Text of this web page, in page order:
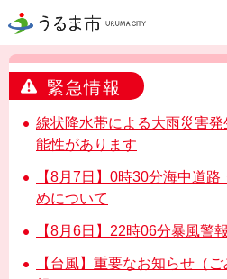
うるま市
緊急情報
線状降水帯による大雨災害
能性があります
【8月7日】0時30分海中道
めについて
【8月6日】22時06分暴風警
【台風】重要なお知らせ（